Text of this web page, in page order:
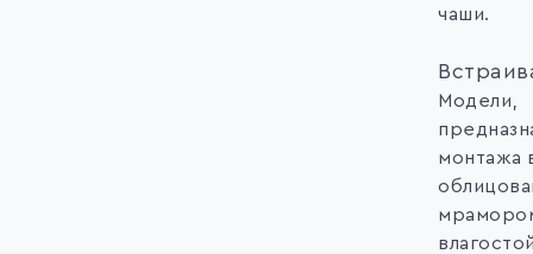
чаши.
Модели,
монтажа